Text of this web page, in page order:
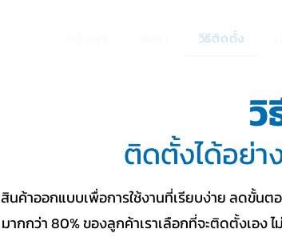
วิธีติดตั้ง
ติดตั้งได้อย่า
วิ
สินค้าออกแบบเพื่อการใช้งานที่เรียบง่าย ลดขั้นต
มากกว่า 80% ของลูกค้าเราเลือกที่จะติดตั้งเอง